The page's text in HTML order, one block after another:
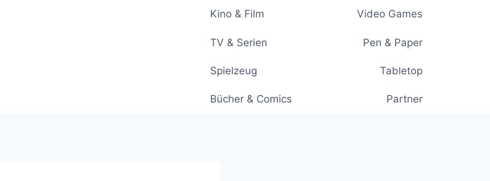
Kino & Film Video Games
TV & Serien Pen & Paper
Spielzeug Tabletop
Bücher & Comics Partner